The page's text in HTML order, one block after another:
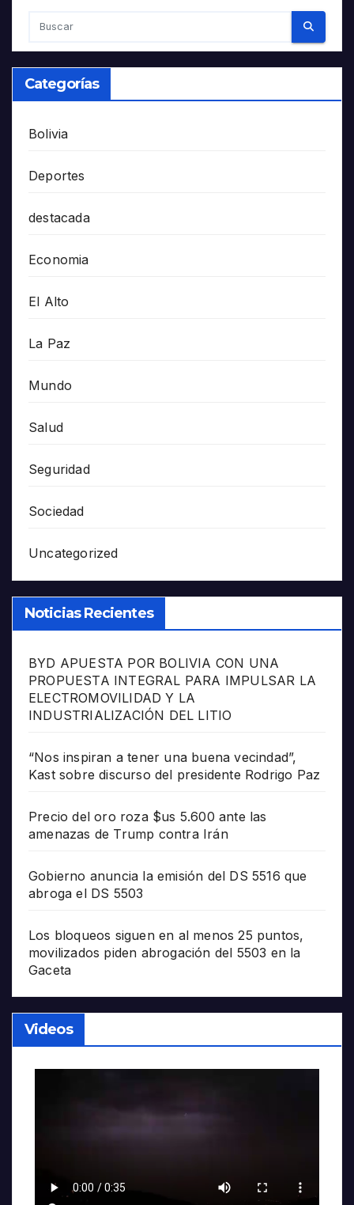
Categorías
Bolivia
Deportes
destacada
Economia
El Alto
La Paz
Mundo
Salud
Seguridad
Sociedad
Uncategorized
Noticias Recientes
BYD APUESTA POR BOLIVIA CON UNA
PROPUESTA INTEGRAL PARA IMPULSAR LA
ELECTROMOVILIDAD Y LA
INDUSTRIALIZACIÓN DEL LITIO
“Nos inspiran a tener una buena vecindad”,
Kast sobre discurso del presidente Rodrigo Paz
Precio del oro roza $us 5.600 ante las
amenazas de Trump contra Irán
Gobierno anuncia la emisión del DS 5516 que
abroga el DS 5503
Los bloqueos siguen en al menos 25 puntos,
movilizados piden abrogación del 5503 en la
Gaceta
Videos